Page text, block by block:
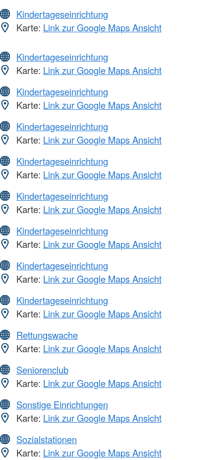
Kindertageseinrichtung
Karte: Link zur Google Maps Ansicht
Kindertageseinrichtung
Karte: Link zur Google Maps Ansicht
Kindertageseinrichtung
Karte: Link zur Google Maps Ansicht
Kindertageseinrichtung
Karte: Link zur Google Maps Ansicht
Kindertageseinrichtung
Karte: Link zur Google Maps Ansicht
Kindertageseinrichtung
Karte: Link zur Google Maps Ansicht
Kindertageseinrichtung
Karte: Link zur Google Maps Ansicht
Kindertageseinrichtung
Karte: Link zur Google Maps Ansicht
Kindertageseinrichtung
Karte: Link zur Google Maps Ansicht
Rettungswache
Karte: Link zur Google Maps Ansicht
Seniorenclub
Karte: Link zur Google Maps Ansicht
Sonstige Einrichtungen
Karte: Link zur Google Maps Ansicht
Sozialstationen
Karte: Link zur Google Maps Ansicht